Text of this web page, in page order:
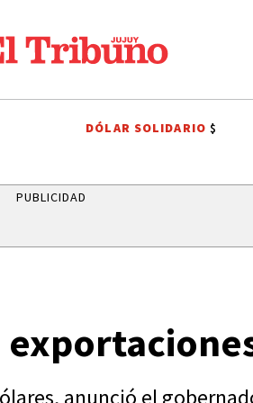
CLÁSICO QUE CUMPLE 38 AÑOS ONDA
DÓLAR SOLIDARIO$
PUBLICIDAD
anunció el